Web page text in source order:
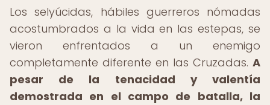
Los selyúcidas, hábiles guerreros nómadas
acostumbrados a la vida en las estepas, se
vieron enfrentados a un enemigo
completamente diferente en las Cruzadas. A
pesar de la tenacidad y valentía
demostrada en el campo de batalla, la